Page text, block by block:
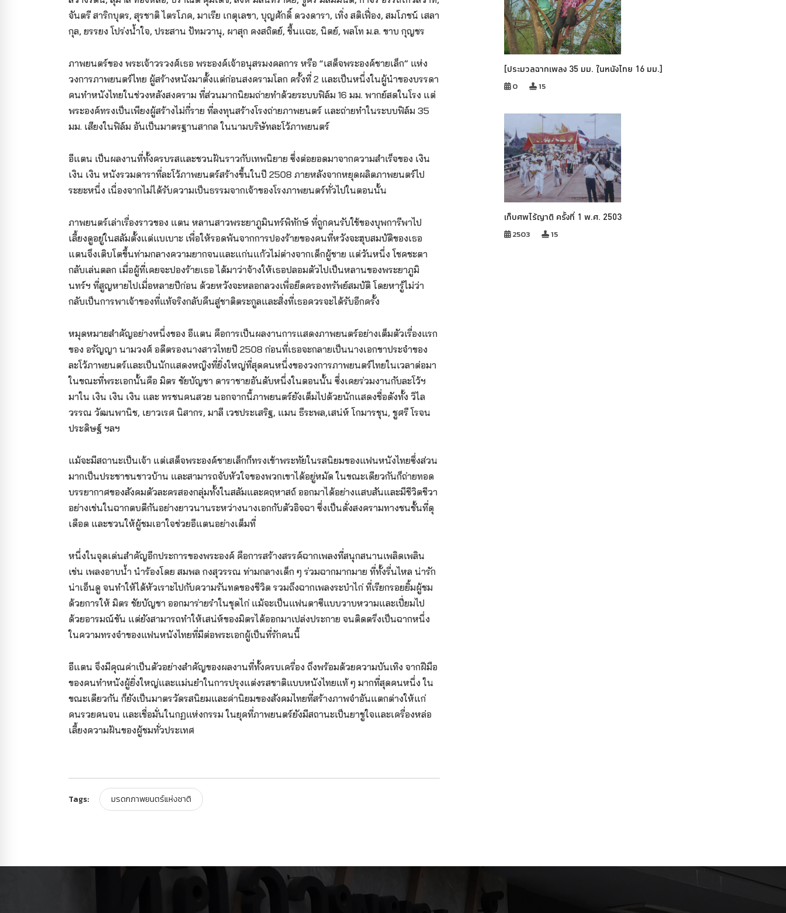
จันตรี สาริกบุตร, สุรชาติ ไตรโภค, มาเรีย เกตุเลขา, บุญศักดิ์ ดวงดารา, เทิ่ง สติเฟื่อง, สมโภชน์ เสลา
กุล, ยรรยง โปร่งน้ำใจ, ประสาน ปัทมวานุ, ผาสุก คงสถิตย์, ชื้นแฉะ, นิตย์, พลโท ม.ล. ขาบ กุญชร
ภาพยนตร์ของ พระเจ้าวรวงศ์เธอ พระองค์เจ้าอนุสรมงคลการ หรือ “เสด็จพระองค์ชายเล็ก” แห่ง
วงการภาพยนตร์ไทย ผู้สร้างหนังมาตั้งแต่ก่อนสงครามโลก ครั้งที่ 2 และเป็นหนึ่งในผู้นำของบรรดา
คนทำหนังไทยในช่วงหลังสงคราม ที่ส่วนมากนิยมถ่ายทำด้วยระบบฟิล์ม 16 มม. พากย์สดในโรง แต่
พระองค์ทรงเป็นเพียงผู้สร้างไม่กี่ราย ที่ลงทุนสร้างโรงถ่ายภาพยนตร์ และถ่ายทำในระบบฟิล์ม 35
มม. เสียงในฟิล์ม อันเป็นมาตรฐานสากล ในนามบริษัทละโว้ภาพยนตร์
อีแตน เป็นผลงานที่ทั้งครบรสและชวนฝันราวกับเทพนิยาย ซึ่งต่อยอดมาจากความสำเร็จของ เงิน
เงิน เงิน หนังรวมดาราที่ละโว้ภาพยนตร์สร้างขึ้นในปี 2508 ภายหลังจากหยุดผลิตภาพยนตร์ไป
ระยะหนึ่ง เนื่องจากไม่ได้รับความเป็นธรรมจากเจ้าของโรงภาพยนตร์ทั่วไปในตอนนั้น
ภาพยนตร์เล่าเรื่องราวของ แตน หลานสาวพระยาภูมินทร์พิทักษ์ ที่ถูกคนรับใช้ของบุพการีพาไป
เลี้ยงดูอยู่ในสลัมตั้งแต่แบเบาะ เพื่อให้รอดพ้นจากการปองร้ายของคนที่หวังจะฮุบสมบัติของเธอ
แตนจึงเติบโตขึ้นท่ามกลางความยากจนและแก่นแก้วไม่ต่างจากเด็กผู้ชาย แต่วันหนึ่ง โชคชะตา
กลับเล่นตลก เมื่อผู้ที่เคยจะปองร้ายเธอ ได้มาว่าจ้างให้เธอปลอมตัวไปเป็นหลานของพระยาภูมิ
นทร์ฯ ที่สูญหายไปเมื่อหลายปีก่อน ด้วยหวังจะหลอกลวงเพื่อยึดครองทรัพย์สมบัติ โดยหารู้ไม่ว่า
กลับเป็นการพาเจ้าของที่แท้จริงกลับคืนสู่ชาติตระกูลและสิ่งที่เธอควรจะได้รับอีกครั้ง
หมุดหมายสำคัญอย่างหนึ่งของ อีแตน คือการเป็นผลงานการแสดงภาพยนตร์อย่างเต็มตัวเรื่องแรก
ของ อรัญญา นามวงศ์ อดีตรองนางสาวไทยปี 2508 ก่อนที่เธอจะกลายเป็นนางเอกขาประจำของ
ละโว้ภาพยนตร์และเป็นนักแสดงหญิงที่ยิ่งใหญ่ที่สุดคนหนึ่งของวงการภาพยนตร์ไทยในเวลาต่อมา
ในขณะที่พระเอกนั้นคือ มิตร ชัยบัญชา ดาราชายอันดับหนึ่งในตอนนั้น ซึ่งเคยร่วมงานกับละโว้ฯ
มาใน เงิน เงิน เงิน และ ทรชนคนสวย นอกจากนี้ภาพยนตร์ยังเต็มไปด้วยนักแสดงชื่อดังทั้ง วิไล
วรรณ วัฒนพานิช, เยาวเรศ นิสากร, มาลี เวชประเสริฐ, แมน ธีระพล,เสน่ห์ โกมารชุน, ชูศรี โรจน
ประดิษฐ์ ฯลฯ
แม้จะมีสถานะเป็นเจ้า แต่เสด็จพระองค์ชายเล็กก็ทรงเข้าพระทัยในรสนิยมของแฟนหนังไทยซึ่งส่วน
มากเป็นประชาชนชาวบ้าน และสามารถจับหัวใจของพวกเขาได้อยู่หมัด ในขณะเดียวกันก็ถ่ายทอด
บรรยากาศของสังคมตัวละครสองกลุ่มทั้งในสลัมและคฤหาสถ์ ออกมาได้อย่างแสบสันและมีชีวิตชีวา
อย่างเช่นในฉากตบตีกันอย่างยาวนานระหว่างนางเอกกับตัวอิจฉา ซึ่งเป็นดั่งสงครามทางชนชั้นที่ดุ
เดือด และชวนให้ผู้ชมเอาใจช่วยอีแตนอย่างเต็มที่
หนึ่งในจุดเด่นสำคัญอีกประการของพระองค์ คือการสร้างสรรค์ฉากเพลงที่สนุกสนานเพลิดเพลิน
เช่น เพลงอาบน้ำ นำร้องโดย สมพล กงสุวรรณ ท่ามกลางเด็ก ๆ ร่วมฉากมากมาย ที่ทั้งรื่นไหล น่ารัก
น่าเอ็นดู จนทำให้ได้หัวเราะไปกับความรันทดของชีวิต รวมถึงฉากเพลงระบำไก่ ที่เรียกรอยยิ้มผู้ชม
ด้วยการให้ มิตร ชัยบัญชา ออกมาร่ายรำในชุดไก่ แม้จะเป็นแฟนตาซีแบบวาบหวามและเปี่ยมไป
ด้วยอารมณ์ขัน แต่ยังสามารถทำให้เสน่ห์ของมิตรได้ออกมาเปล่งประกาย จนติดตรึงเป็นฉากหนึ่ง
ในความทรงจำของแฟนหนังไทยที่มีต่อพระเอกผู้เป็นที่รักคนนี้
อีแตน จึงมีคุณค่าเป็นตัวอย่างสำคัญของผลงานที่ทั้งครบเครื่อง ถึงพร้อมด้วยความบันเทิง จากฝีมือ
ของคนทำหนังผู้ยิ่งใหญ่และแม่นยำในการปรุงแต่งรสชาติแบบหนังไทยแท้ ๆ มากที่สุดคนหนึ่ง ใน
ขณะเดียวกัน ก็ยังเป็นมาตรวัดรสนิยมและค่านิยมของสังคมไทยที่สร้างภาพจำอันแตกต่างให้แก่
คนรวยคนจน และเชื่อมั่นในกฏแห่งกรรม ในยุคที่ภาพยนตร์ยังมีสถานะเป็นยาชูใจและเครื่องหล่อ
เลี้ยงความฝันของผู้ชมทั่วประเทศ
Tags: มรดกภาพยนตร์แห่งชาติ
[ประมวลฉากเพลง 35 มม. ในหนังไทย 16 มม.]
0 15
เก็บศพไร้ญาติ ครั้งที่ 1 พ.ศ. 2503
2503 15